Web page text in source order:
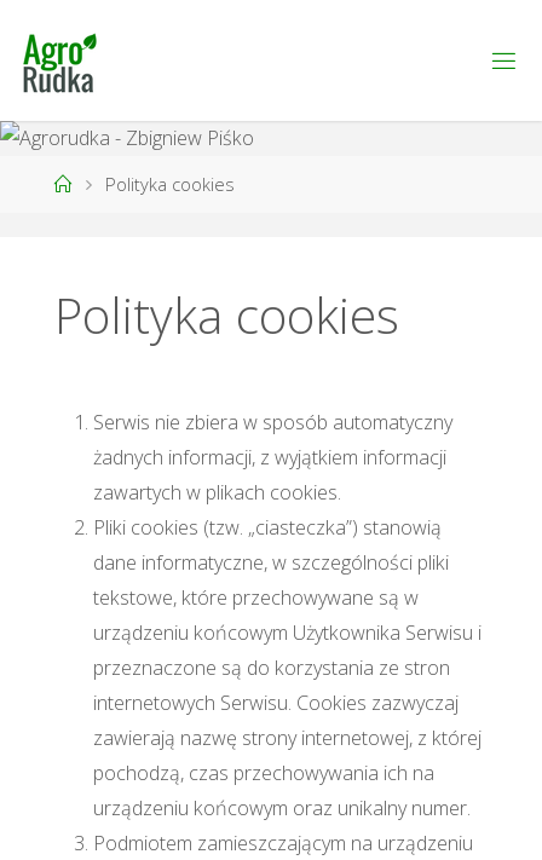
HomePolityka cookies
Polityka cookies
Serwis nie zbiera w sposób automatyczny
żadnych informacji, z wyjątkiem informacji
zawartych w plikach cookies.
Pliki cookies (tzw. „ciasteczka”) stanowią
dane informatyczne, w szczególności pliki
tekstowe, które przechowywane są w
urządzeniu końcowym Użytkownika Serwisu i
przeznaczone są do korzystania ze stron
internetowych Serwisu. Cookies zazwyczaj
zawierają nazwę strony internetowej, z której
pochodzą, czas przechowywania ich na
urządzeniu końcowym oraz unikalny numer.
Podmiotem zamieszczającym na urządzeniu